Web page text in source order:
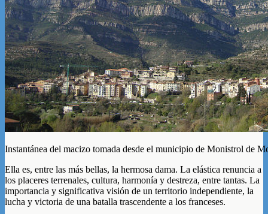
Instantánea del macizo tomada desde el municipio de Monistrol de
Ella es, entre las más bellas, la hermosa dama. La elástica renuncia a
los placeres terrenales, cultura, harmonía y destreza, entre tantas. La
importancia y significativa visión de un territorio independiente, la
lucha y victoria de una batalla trascendente a los franceses.